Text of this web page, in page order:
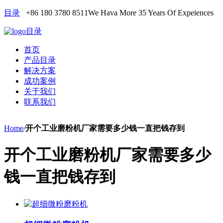
目录 +86 180 3780 8511We Hava More 35 Years Of Expeiences
目录
首页
产品目录
解决方案
成功案例
关于我们
联系我们
Home/开个工业磨粉机厂家需要多少钱一直把钱存到
开个工业磨粉机厂家需要多少
钱一直把钱存到